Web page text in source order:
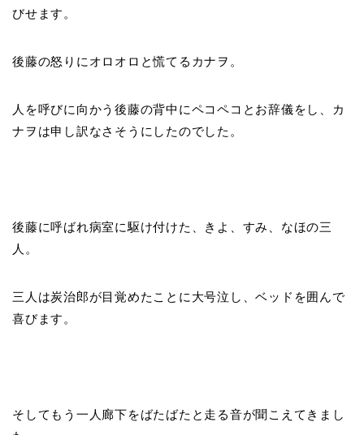
びせます。
後藤の怒りにオロオロと慌てるカナヲ。
人を呼びに向かう後藤の背中にペコペコとお辞儀をし、カ
ナヲは申し訳なさそうにしたのでした。
後藤に呼ばれ病室に駆け付けた、きよ、すみ、なほの三
人。
三人は炭治郎が目覚めたことに大号泣し、ベッドを囲んで
喜びます。
そしてもう一人廊下をばたばたと走る音が聞こえてきまし